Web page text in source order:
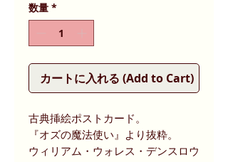
数量 *
カートに入れる (Add to Cart)
古典挿絵ポストカード。
『オズの魔法使い』より抜粋。
ウィリアム・ウォレス・デンスロウ